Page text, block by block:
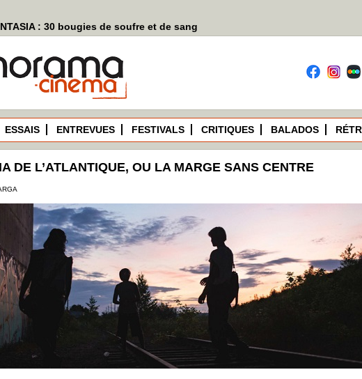
: 30 bougies de soufre et de sang
ESSAIS ENTREVUES FESTIVALS CRITIQUES BALADOS
DE L’ATLANTIQUE, OU LA MARGE SANS CENTRE